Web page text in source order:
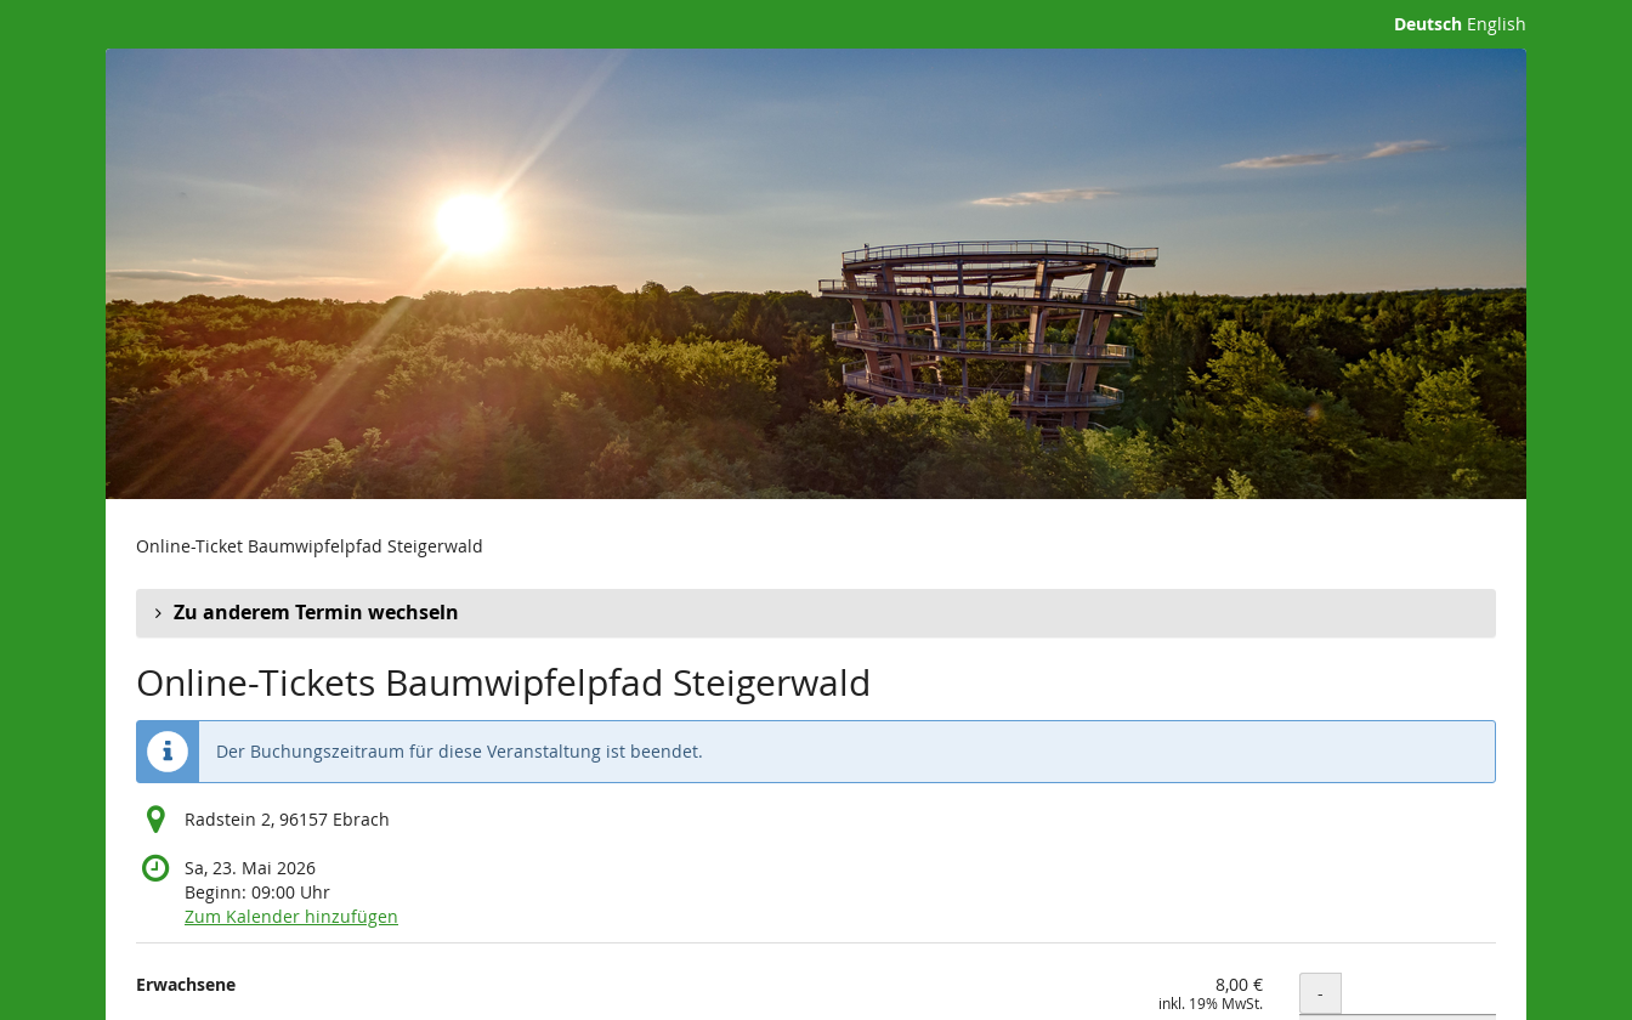
Deutsch English
Online-Ticket Baumwipfelpfad Steigerwald
Zu anderem Termin wechseln
Online-Tickets Baumwipfelpfad Steigerwald
Der Buchungszeitraum für diese Veranstaltung ist beendet.
Radstein 2, 96157 Ebrach
Sa, 23. Mai 2026
Beginn: 09:00 Uhr
Zum Kalender hinzufügen
Produkte
Erwachsene 8,00 €
inkl. 19% MwSt. Menge
-